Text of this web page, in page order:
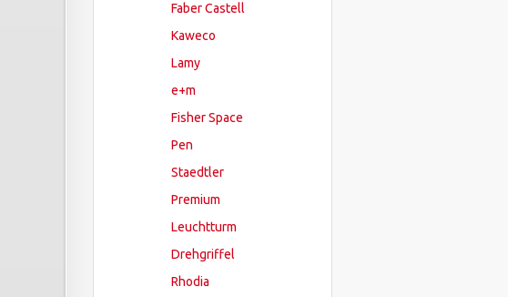
Faber Castell
Kaweco
Lamy
e+m
Fisher Space
Pen
Staedtler
Premium
Leuchtturm
Drehgriffel
Rhodia